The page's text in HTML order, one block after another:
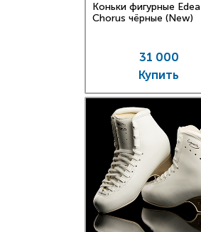
Коньки фигурные Edea
Chorus чёрные (New)
31 000
Купить